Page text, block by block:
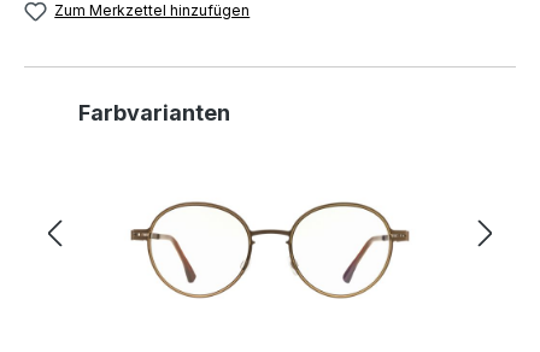
Zum Merkzettel hinzufügen
Produktgalerie überspringen
Farbvarianten